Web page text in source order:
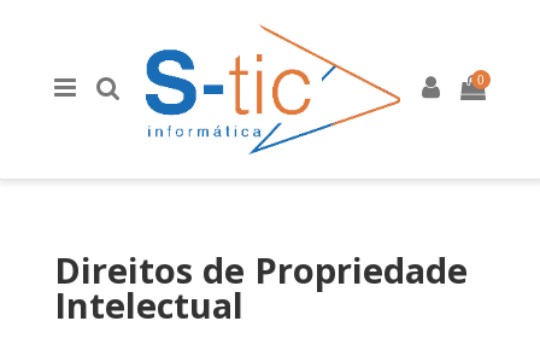
0
Direitos de Propriedade
Intelectual